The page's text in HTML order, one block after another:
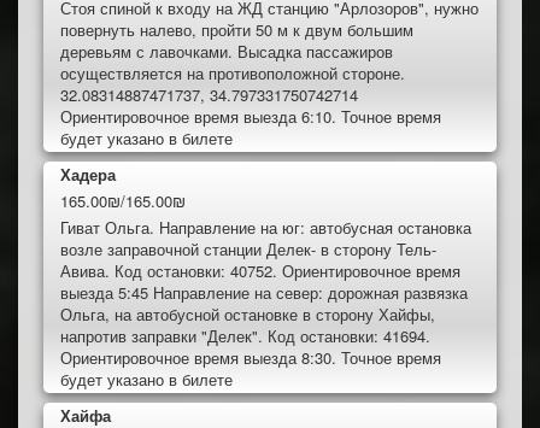
Стоя спиной к входу на ЖД станцию "Арлозоров", нужно
повернуть налево, пройти 50 м к двум большим
деревьям с лавочками. Высадка пассажиров
осуществляется на противоположной стороне.
32.08314887471737, 34.797331750742714
Ориентировочное время выезда 6:10. Точное время
будет указано в билете
Хадера
165.00₪/165.00₪
Гиват Ольга. Направление на юг: автобусная остановка
возле заправочной станции Делек- в сторону Тель-
Авива. Код остановки: 40752. Ориентировочное время
выезда 5:45 Направление на север: дорожная развязка
Ольга, на автобусной остановке в сторону Хайфы,
напротив заправки "Делек". Код остановки: 41694.
Ориентировочное время выезда 8:30. Точное время
будет указано в билете
Хайфа